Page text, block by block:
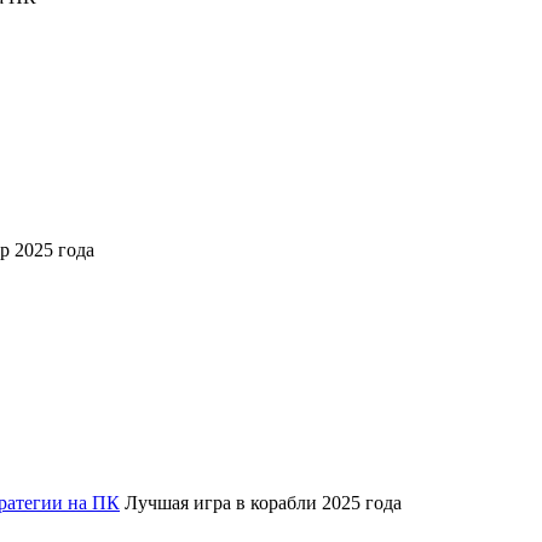
2025 года
на ПК Лучшая игра в корабли 2025 года